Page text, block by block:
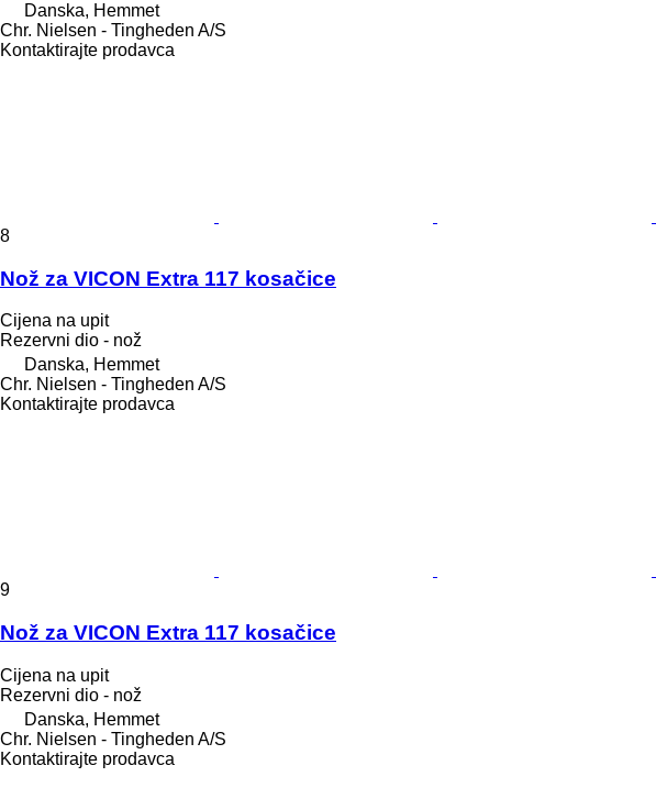
Danska, Hemmet
Chr. Nielsen - Tingheden A/S
Kontaktirajte prodavca
8
Nož za VICON Extra 117 kosačice
Cijena na upit
Rezervni dio - nož
Danska, Hemmet
Chr. Nielsen - Tingheden A/S
Kontaktirajte prodavca
9
Nož za VICON Extra 117 kosačice
Cijena na upit
Rezervni dio - nož
Danska, Hemmet
Chr. Nielsen - Tingheden A/S
Kontaktirajte prodavca